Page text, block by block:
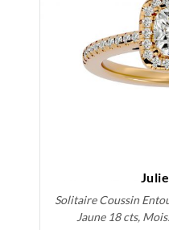
Solitaire Coussin
Jaune 18 cts,